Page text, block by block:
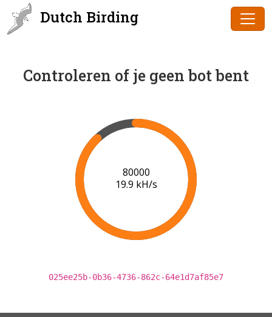
Dutch Birding
Controleren of je geen bot bent
81000
19.8 kH/s
025ee25b-0b36-4736-862c-64e1d7af85e7